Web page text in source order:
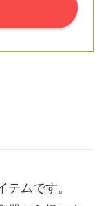
ムです。